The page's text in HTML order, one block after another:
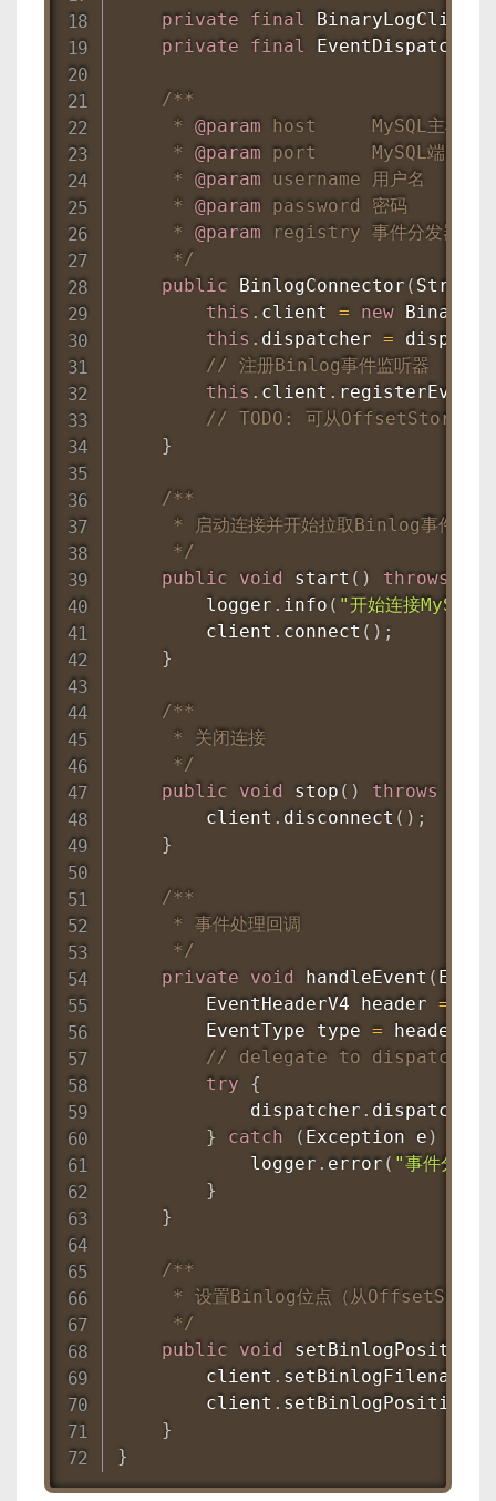
private final BinaryLogClient
private
final EventDispatcher
/**
     *
@param host
     MySQL主机
     *
@param port
     MySQL端口
     *
@param username 用户名
     *
@param password 密码
     *
@param registry 事件分发器
     */
public
BinlogConnector ( String
this . client = new
this . dispatcher =
// 注册Binlog事件监听器
this . client .
// TODO: 可从
}
/**
     * 启动连接并开始拉取Binlog事件
     */
public
void start ( ) throws
        logger
. info ( "开始连接
        client
. connect ( ) ;
}
/**
     * 关闭连接
     */
public
void stop ( ) throws
        client
. disconnect ( ) ;
}
/**
     * 事件处理回调
     */
private
void handleEvent ( Event
EventHeaderV4 header =
EventType type = header
// delegate to dispatcher
try
{
            dispatcher
. dispatch
}
catch ( Exception e )
            logger
. error ( "事件分发
}
}
/**
* 设置Binlog位点（从
     */
public
void setBinlogPosition
        client
. setBinlogFilename
        client
. setBinlogPosition
}
}